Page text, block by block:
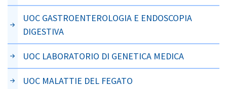
UOC GASTROENTEROLOGIA E ENDOSCOPIA
DIGESTIVA
UOC LABORATORIO DI GENETICA MEDICA
UOC MALATTIE DEL FEGATO